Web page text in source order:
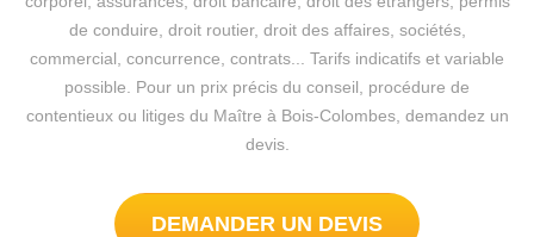
de conduire, droit routier, droit des affaires, sociétés,
commercial, concurrence, contrats... Tarifs indicatifs et variable
possible. Pour un prix précis du conseil, procédure de
contentieux ou litiges du Maître à Bois-Colombes, demandez un
devis.
DEMANDER UN DEVIS